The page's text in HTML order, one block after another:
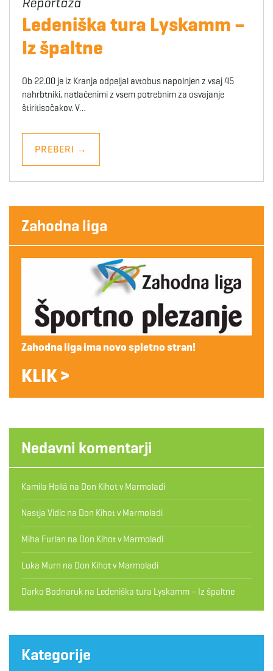
Ledeniška tura Lyskamm –
Iz špaltne
Ob 22.00 je iz Kranja odpeljal avtobus napolnjen z vsaj 45
nahrbtniki, natlačenimi z vsem potrebnim za osvajanje
štiritisočakov. V…
PREBERI →
Zahodna liga
Zahodna liga ima novo spletno stran!
KLIK >
Nedavni komentarji
Kamila Hollá na Don Kihot v Marmoladi
Nastja Vidic na Don Kihot v Marmoladi
Miha Furlan na Don Kihot v Marmoladi
Luka Murn na Don Kihot v Marmoladi
Darko Bodnaruk na Ledeniška tura Lyskamm – Iz špaltne
Kategorije